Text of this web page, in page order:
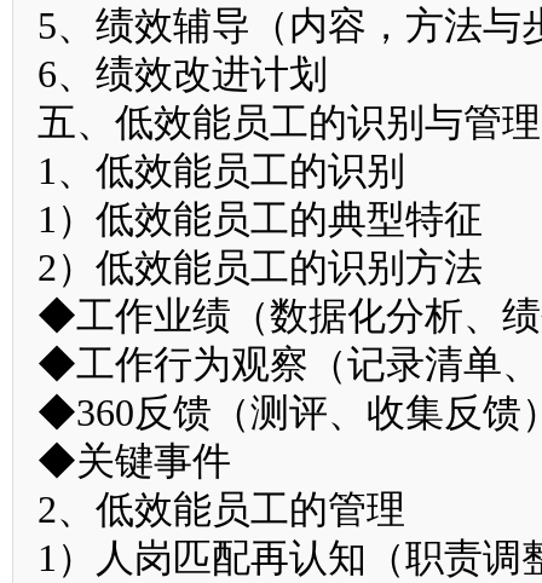
5、绩效辅导（内容，方法与
6、绩效改进计划
五、低效能员工的识别与管理
1、低效能员工的识别
1）低效能员工的典型特征
2）低效能员工的识别方法
◆工作业绩（数据化分析、
◆工作行为观察（记录清单
◆360反馈（测评、收集反馈
◆关键事件
2、低效能员工的管理
1）人岗匹配再认知（职责调